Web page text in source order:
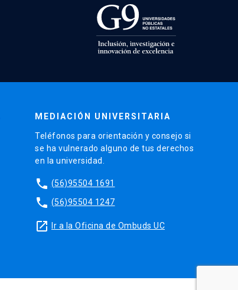
MEDIACIÓN UNIVERSITARIA
Teléfonos para orientación y consejo si
se ha vulnerado alguno de tus derechos
en la universidad.
phone (56)95504 1691
phone (56)95504 1247
launch Ir a la Oficina de Ombuds UC